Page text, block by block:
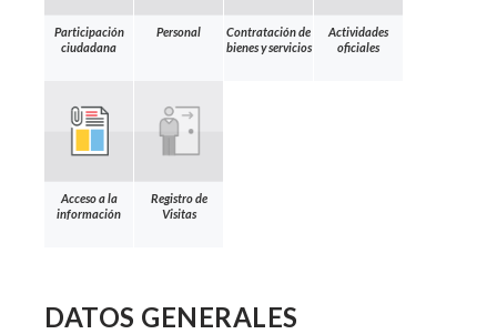
Participación
ciudadana
Personal
Contratación de
bienes y servicios
Actividades
oficiales
Acceso a la
información
Registro de
Visitas
DATOS GENERALES